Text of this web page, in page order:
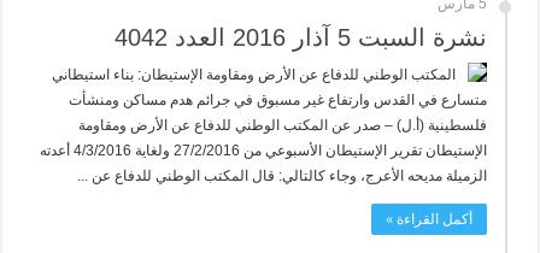
5 مارس
نشرة السبت 5 آذار 2016 العدد 4042
المكتب الوطني للدفاع عن الأرض ومقاومة الإستيطان: بناء استيطاني
متسارع في القدس وارتفاع غير مسبوق في جرائم هدم مساكن ومنشأت
فلسطينية (أ.ل) – صدر عن المكتب الوطني للدفاع عن الأرض ومقاومة
الإستيطان تقرير الإستيطان الأسبوعي من 27/2/2016 ولغاية 4/3/2016 أعدته
الزميلة مديحه الأعرج، وجاء كالتالي: قال المكتب الوطني للدفاع عن ...
أكمل القراءة »